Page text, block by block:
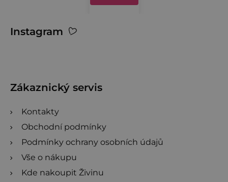
Instagram
Zákaznický servis
Kontakty
Obchodní podmínky
Podmínky ochrany osobních údajů
Vše o nákupu
Kde nakoupit Živinu